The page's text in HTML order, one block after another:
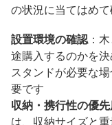
の状況に当てはめて
設置環境の確認：
途購入するのかを決
スタンドが必要な
要です
収納・携行性の優
は、収納サイズと